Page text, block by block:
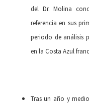
del Dr. Molina
referencia en sus
periodo de análisis
en la Costa Azul
Tras un año y